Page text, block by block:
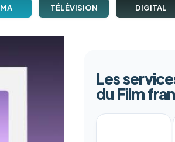
TÉLÉVISION DIGITAL
Les
du Film